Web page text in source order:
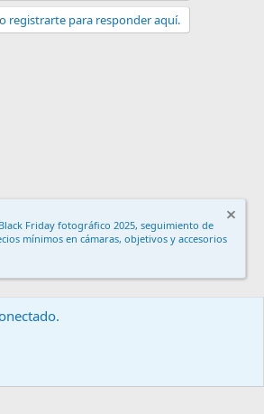
registrarte para responder aquí.
Black Friday fotográfico 2025, seguimiento de
mínimos en cámaras, objetivos y accesorios